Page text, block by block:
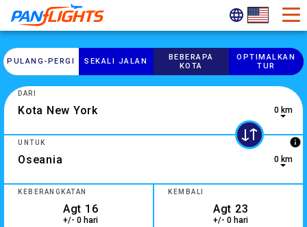
PULANG-​PERGI SEKALI JALAN
BEBERAPA
KOTA
OPTIMALKAN
TUR
0 results are available, use up and down arrow keys to
DARI
0 km
1 result is available, use up and down arrow keys to
UNTUK info
0 km
KEBERANGKATAN
+/- 0 hari
KEMBALI
+/- 0 hari